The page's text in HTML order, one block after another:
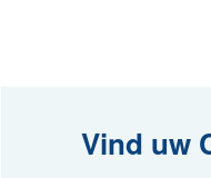
Vind uw